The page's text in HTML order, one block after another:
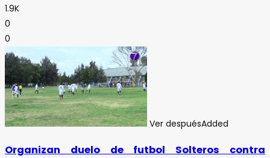
1.9K
0
0
Ver despuésAdded
Organizan duelo de futbol Solteros contra